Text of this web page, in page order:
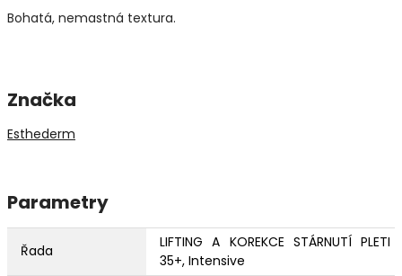
Bohatá, nemastná textura.
Značka
Esthederm
Parametry
Řada
LIFTING A KOREKCE STÁRNUTÍ PLETI
35+, Intensive